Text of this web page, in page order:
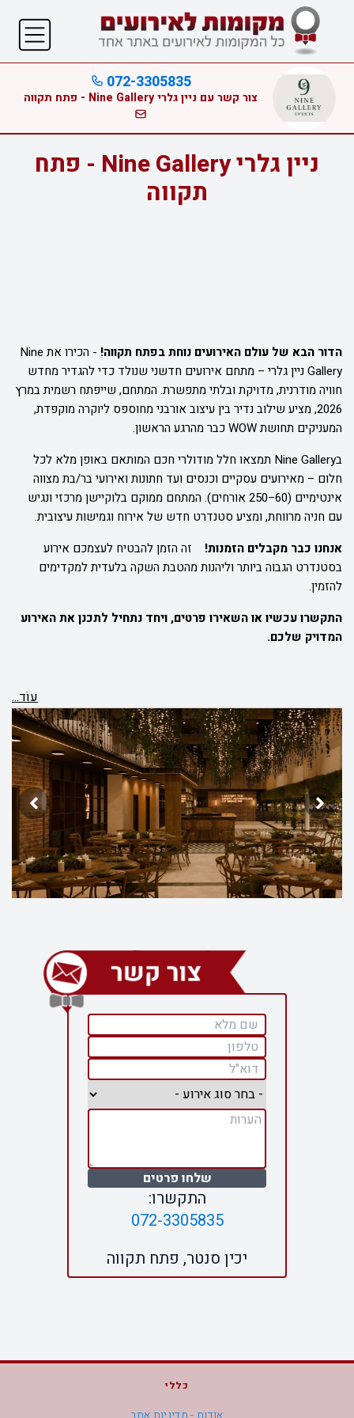
072-3305835
צור קשר עם ניין גלרי Nine Gallery - פתח תקווה
ניין גלרי Nine Gallery - פתח
תקווה
הדור הבא של עולם האירועים נוחת בפתח תקווה! -
הכירו את Nine
Gallery ניין גלרי – מתחם אירועים חדשני שנולד כדי להגדיר מחדש
חוויה מודרנית, מדויקת ובלתי מתפשרת. המתחם, שייפתח רשמית במרץ
2026, מציע שילוב נדיר בין עיצוב אורבני מחוספס ליוקרה מוקפדת,
המעניקים תחושת WOW כבר מהרגע הראשון.
בNine Gallery תמצאו חלל מודולרי חכם המותאם באופן מלא לכל
חלום – מאירועים עסקיים וכנסים ועד חתונות ואירועי בר/בת מצווה
אינטימיים (60–250 אורחים). המתחם ממוקם בלוקיישן מרכזי ונגיש
עם חניה מרווחת, ומציע סטנדרט חדש של אירוח וגמישות עיצובית.
אנחנו כבר מקבלים הזמנות! זה הזמן להבטיח לעצמכם אירוע
בסטנדרט הגבוה ביותר וליהנות מהטבת השקה בלעדית למקדימים
להזמין.
התקשרו עכשיו או השאירו פרטים, ויחד נתחיל לתכנן את האירוע
המדויק שלכם.
עוֹד...
שלחו פרטים
התקשרו:
072-3305835
יכין סנטר, פתח תקווה
כללי